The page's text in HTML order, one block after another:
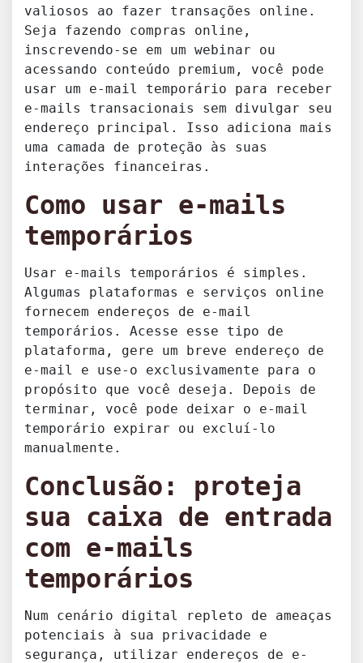
valiosos ao fazer transações online.
Seja fazendo compras online,
inscrevendo-se em um webinar ou
acessando conteúdo premium, você pode
usar um e-mail temporário para receber
e-mails transacionais sem divulgar seu
endereço principal. Isso adiciona mais
uma camada de proteção às suas
interações financeiras.
Como usar e-mails
temporários
Usar e-mails temporários é simples.
Algumas plataformas e serviços online
fornecem endereços de e-mail
temporários. Acesse esse tipo de
plataforma, gere um breve endereço de
e-mail e use-o exclusivamente para o
propósito que você deseja. Depois de
terminar, você pode deixar o e-mail
temporário expirar ou excluí-lo
manualmente.
Conclusão: proteja
sua caixa de entrada
com e-mails
temporários
Num cenário digital repleto de ameaças
potenciais à sua privacidade e
segurança, utilizar endereços de e-